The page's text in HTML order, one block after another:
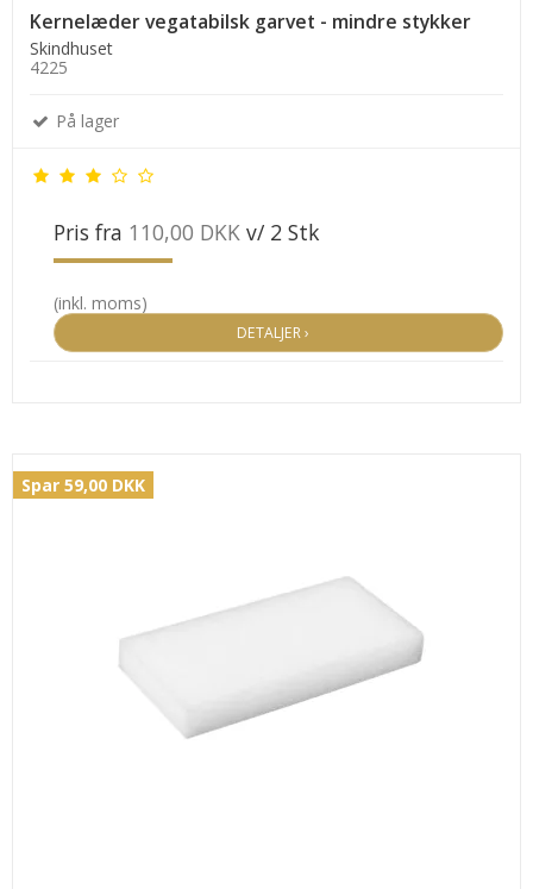
Kernelæder vegatabilsk garvet - mindre stykker
Skindhuset
4225
På lager
Pris fra 110,00 DKK v/ 2 Stk
(inkl. moms)
DETALJER ›
Spar 59,00 DKK